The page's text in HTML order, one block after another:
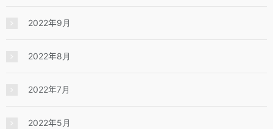
2022年9月
2022年8月
2022年7月
2022年5月